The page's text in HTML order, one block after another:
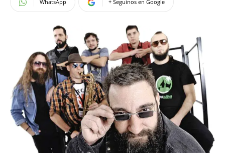
WhatsApp + Seguinos en Google